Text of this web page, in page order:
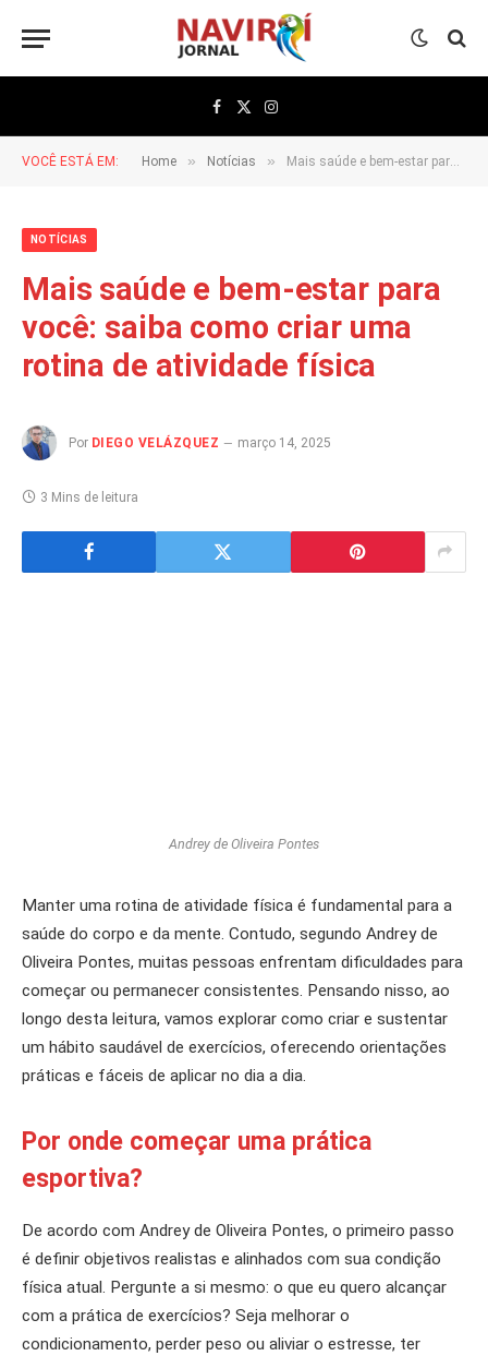
Facebook
X
(Twitter)
Instagram
VOCÊ ESTÁ EM: Home » Notícias » Mais saúde e bem-estar para você: saiba como criar uma rotina de atividade física
NOTÍCIAS
Mais saúde e bem-estar para
você: saiba como criar uma
rotina de atividade física
Por DIEGO VELÁZQUEZ março 14, 2025
3 Mins de leitura
Andrey de Oliveira Pontes
Manter uma rotina de atividade física é fundamental para a
saúde do corpo e da mente. Contudo, segundo Andrey de
Oliveira Pontes, muitas pessoas enfrentam dificuldades para
começar ou permanecer consistentes. Pensando nisso, ao
longo desta leitura, vamos explorar como criar e sustentar
um hábito saudável de exercícios, oferecendo orientações
práticas e fáceis de aplicar no dia a dia.
Por onde começar uma prática
esportiva?
De acordo com Andrey de Oliveira Pontes, o primeiro passo
é definir objetivos realistas e alinhados com sua condição
física atual. Pergunte a si mesmo: o que eu quero alcançar
com a prática de exercícios? Seja melhorar o
condicionamento, perder peso ou aliviar o estresse, ter